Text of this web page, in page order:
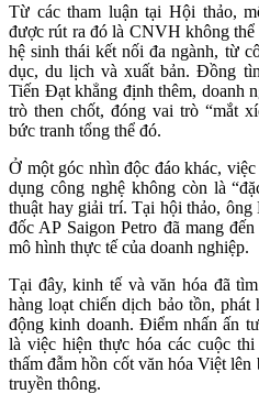
Từ các tham luận tại Hội thảo,
được rút ra đó là CNVH không
hệ sinh thái kết nối đa ngành, từ
dục, du lịch và xuất bản. Đồng
Tiến Đạt khẳng định thêm, doanh
trò then chốt, đóng vai trò “mắt
bức tranh tổng thể đó.
Ở một góc nhìn độc đáo khác,
dụng công nghệ không còn là
thuật hay giải trí. Tại hội thảo,
đốc AP Saigon Petro đã mang
mô hình thực tế của doanh nghiệp.
Tại đây, kinh tế và văn hóa đã
hàng loạt chiến dịch bảo tồn, phát
động kinh doanh. Điểm nhấn ấn
là việc hiện thực hóa các cuộc
thấm đẫm hồn cốt văn hóa Việt lên
truyền thông.